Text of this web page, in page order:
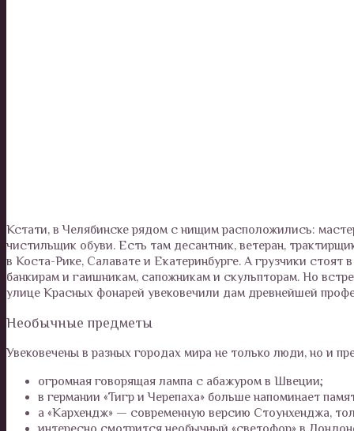
Кстати, в Челябинске рядом с нищим расположились:
чистильщик обуви. Есть там десантник, ветеран,
в Коста-Рике, Салавате и Екатеринбурге. А грузчики
банкирам и гаишникам, сапожникам и скульпторам. Но
улице Красных фонарей увековечили дам древнейшей
Необычные предметы
Увековечены в разных городах мира не только люди, но и
огромная говорящая лампа с абажуром в Швеции;
в германии «Тигр и Черепаха» больше напоминает
а «Кархендж» — современную версию Стоунхенджа,